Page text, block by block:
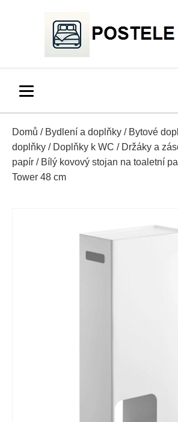
Domů / Bydlení a doplňky / Bytové
doplňky / Doplňky k WC / Držáky a
papír / Bílý kovový stojan na toaletní
Tower 48 cm